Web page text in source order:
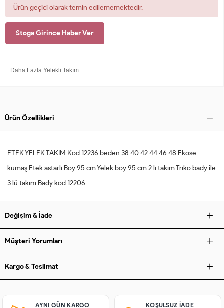
Ürün geçici olarak temin edilememektedir.
Stoga Girince Haber Ver
+ Daha Fazla Yelekli Takım
Ürün Özellikleri
ETEK YELEK TAKIM Kod 12236 beden 38 40 42 44 46 48 Ekose
kumaş Etek astarlı Boy 95 cm Yelek boy 95 cm 2 lı takım Trıko bady ile
3 lü takım Bady kod 12206
Değişim & İade
Müşteri Yorumları
Kargo & Teslimat
AYNI GÜN KARGO KOŞULSUZ IADE